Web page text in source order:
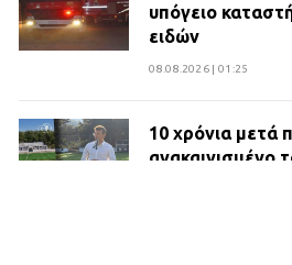
υπόγειο
ειδών
08.08.2026 | 01:25
10 χρόνια μετά
ανακαινισμένο